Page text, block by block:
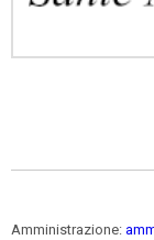
Amministrazione: